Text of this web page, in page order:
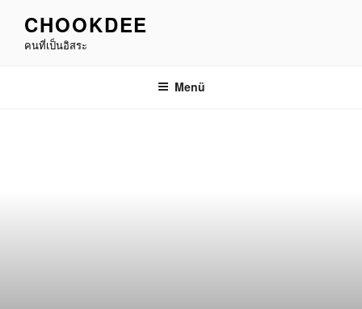
Inhalt
springen
CHOOKDEE
คนที่เป็นอิสระ
Menü